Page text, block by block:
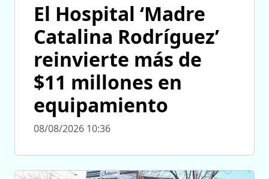
El Hospital ‘Madre
Catalina Rodríguez’
reinvierte más de
$11 millones en
equipamiento
08/08/2026 10:36